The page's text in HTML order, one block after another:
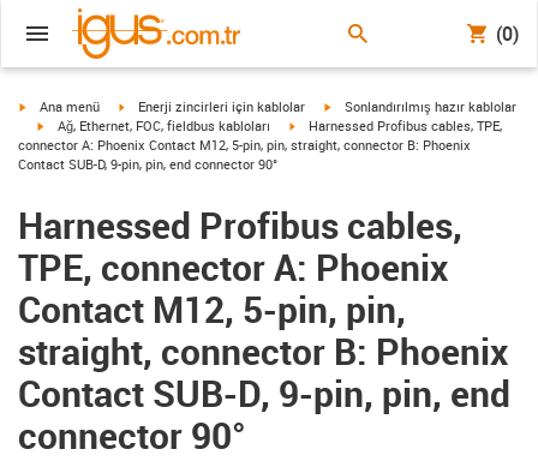
(0)
igus-icon-arrow-right
Ana menü igus-icon-arrow-right
Enerji zincirleri için kablolar igus-icon-arrow-right
Sonlandırılmış hazır kablolar
igus-icon-arrow-right
Ağ, Ethernet, FOC, fieldbus kabloları igus-icon-arrow-right
Harnessed Profibus cables, TPE,
connector A: Phoenix Contact M12, 5-pin, pin, straight, connector B: Phoenix
Contact SUB-D, 9-pin, pin, end connector 90°
Harnessed Profibus cables,
TPE, connector A: Phoenix
Contact M12, 5-pin, pin,
straight, connector B: Phoenix
Contact SUB-D, 9-pin, pin, end
connector 90°